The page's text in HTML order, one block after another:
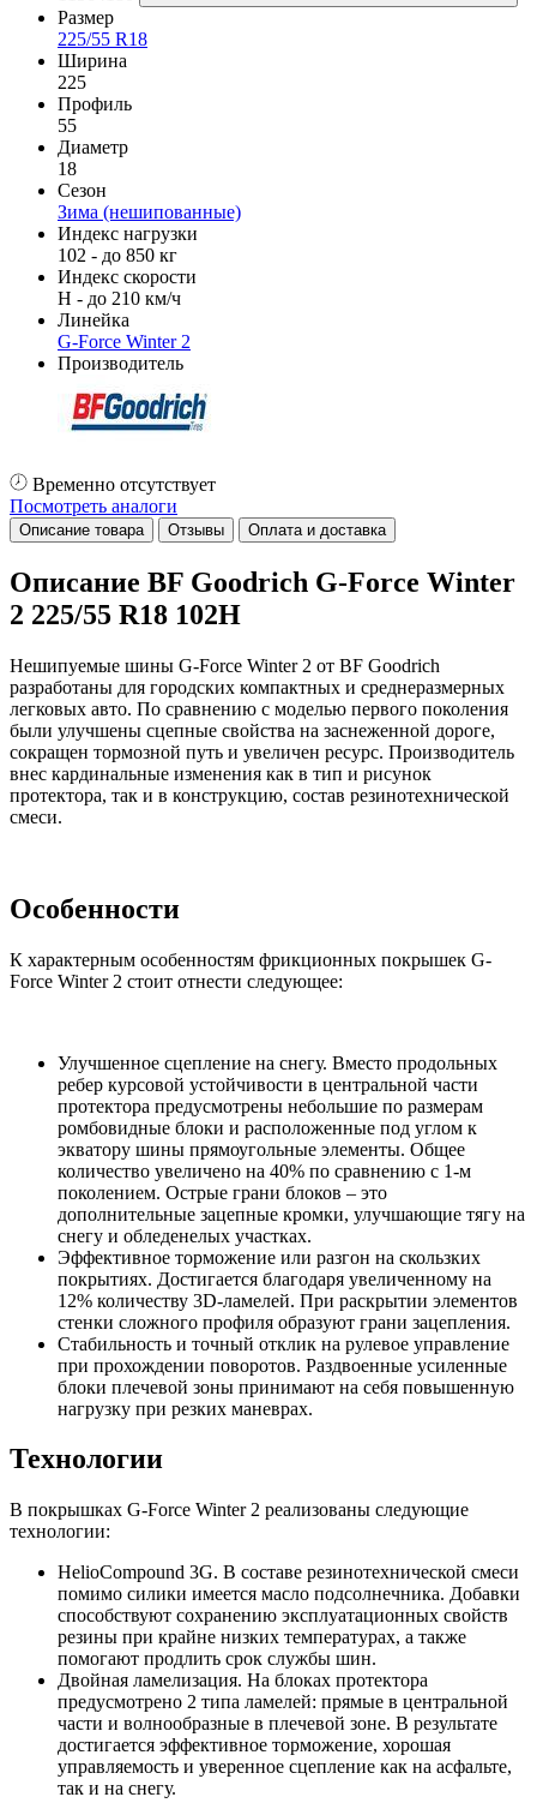
Размер
225/55 R18
Ширина
225
Профиль
55
Диаметр
18
Сезон
Зима (нешипованные)
Индекс нагрузки
102 - до 850 кг
Индекс скорости
H - до 210 км/ч
Линейка
G-Force Winter 2
Производитель
Временно отсутствует
Посмотреть аналоги
Описание товара Отзывы Оплата и доставка
Описание BF Goodrich G-Force Winter
2 225/55 R18 102H
Нешипуемые шины G-Force Winter 2 от BF Goodrich
разработаны для городских компактных и среднеразмерных
легковых авто. По сравнению с моделью первого поколения
были улучшены сцепные свойства на заснеженной дороге,
сокращен тормозной путь и увеличен ресурс. Производитель
внес кардинальные изменения как в тип и рисунок
протектора, так и в конструкцию, состав резинотехнической
смеси.
Особенности
К характерным особенностям фрикционных покрышек G-
Force Winter 2 стоит отнести следующее:
Улучшенное сцепление на снегу. Вместо продольных
ребер курсовой устойчивости в центральной части
протектора предусмотрены небольшие по размерам
ромбовидные блоки и расположенные под углом к
экватору шины прямоугольные элементы. Общее
количество увеличено на 40% по сравнению с 1-м
поколением. Острые грани блоков – это
дополнительные зацепные кромки, улучшающие тягу на
снегу и обледенелых участках.
Эффективное торможение или разгон на скользких
покрытиях. Достигается благодаря увеличенному на
12% количеству 3D-ламелей. При раскрытии элементов
стенки сложного профиля образуют грани зацепления.
Стабильность и точный отклик на рулевое управление
при прохождении поворотов. Раздвоенные усиленные
блоки плечевой зоны принимают на себя повышенную
нагрузку при резких маневрах.
Технологии
В покрышках G-Force Winter 2 реализованы следующие
технологии:
HelioCompound 3G. В составе резинотехнической смеси
помимо силики имеется масло подсолнечника. Добавки
способствуют сохранению эксплуатационных свойств
резины при крайне низких температурах, а также
помогают продлить срок службы шин.
Двойная ламелизация. На блоках протектора
предусмотрено 2 типа ламелей: прямые в центральной
части и волнообразные в плечевой зоне. В результате
достигается эффективное торможение, хорошая
управляемость и уверенное сцепление как на асфальте,
так и на снегу.